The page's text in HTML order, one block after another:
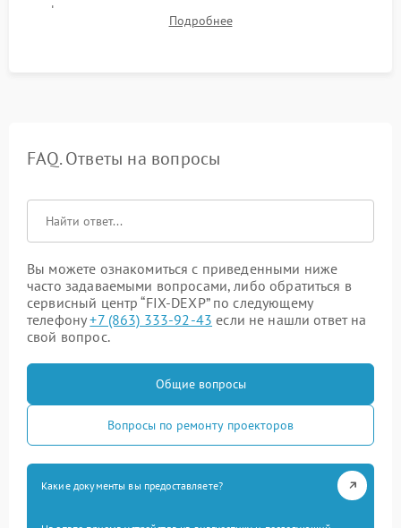
фокуса, контрастности и цветопередачи на тестовых
таблицах. Проверка работы всех видеовходов и кнопок
Подробнее
FAQ. Ответы на вопросы
Вы можете ознакомиться с приведенными ниже
часто задаваемыми вопросами, либо обратиться в
сервисный центр “FIX-DEXP” по следующему
телефону+7 (863) 333-92-43 если не нашли ответ на
свой вопрос.
Общие вопросы
Вопросы по ремонту проекторов
Какие документы вы предоставляете?